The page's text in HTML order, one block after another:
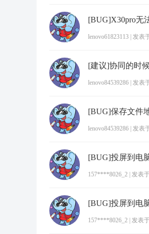
[BUG]X30pro无
lenovo61823113 发表
[建议]协同的时
lenovo84539286 发表
[BUG]保存文件
lenovo84539286 发表
[BUG]投屏到电
157****8026_2 发表
[BUG]投屏到电
157****8026_2 发表